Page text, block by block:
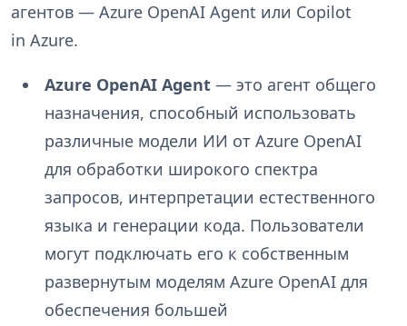
агентов — Azure OpenAI Agent или Copilot
in Azure.
Azure OpenAI Agent— это агент общего
назначения, способный использовать
различные модели ИИ от Azure OpenAI
для обработки широкого спектра
запросов, интерпретации естественного
языка и генерации кода. Пользователи
могут подключать его к собственным
развернутым моделям Azure OpenAI для
обеспечения большей